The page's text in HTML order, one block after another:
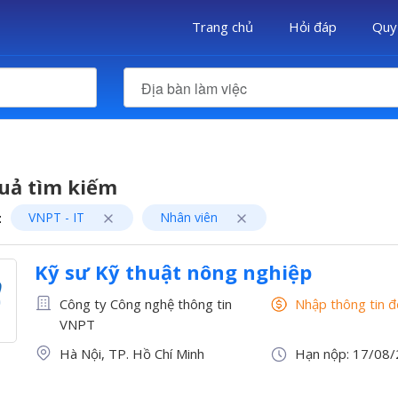
Trang chủ Hỏi đáp
Địa bàn làm việc
tìm kiếm
VNPT - IT Nhân viên
Kỹ sư Kỹ thuật nông nghiệp
Công ty Công nghệ thông tin
VNPT
Nhập thông tin
Hà Nội, TP. Hồ Chí Minh Hạn nộp: 17/